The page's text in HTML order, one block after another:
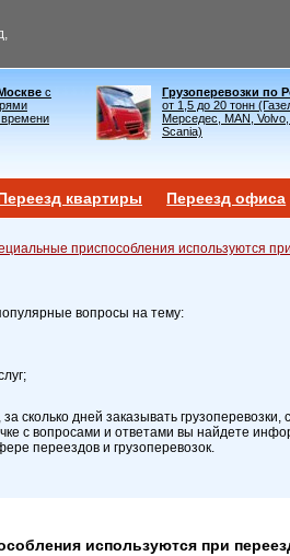
с
времени
Грузоперевозки по
от 1,5 до 20 тонн
Мерседес, MAN,
Scania)
квартиры Переезд офиса
приспособления используются
вопросы на тему:
сколько дней заказывать грузоперевозки,
с вопросами и ответами вы найдете
переездов и грузоперевозок.
используются при